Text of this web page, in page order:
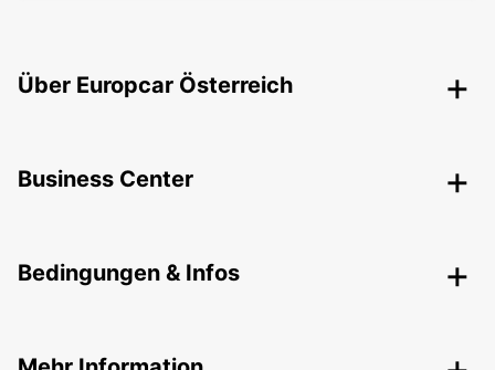
Über Europcar Österreich
Business Center
Bedingungen & Infos